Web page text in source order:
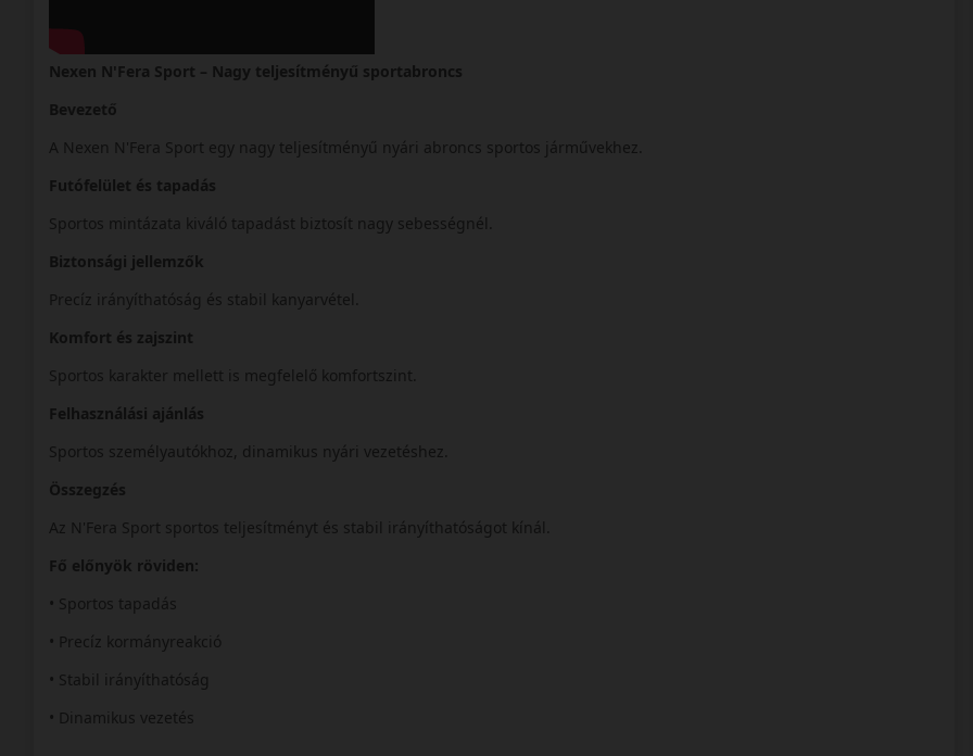
Nexen N'Fera Sport – Nagy teljesítményű sportabroncs
Bevezető
A Nexen N'Fera Sport egy nagy teljesítményű nyári abroncs sportos járművekhez.
Futófelület és tapadás
Sportos mintázata kiváló tapadást biztosít nagy sebességnél.
Biztonsági jellemzők
Precíz irányíthatóság és stabil kanyarvétel.
Komfort és zajszint
Sportos karakter mellett is megfelelő komfortszint.
Felhasználási ajánlás
Sportos személyautókhoz, dinamikus nyári vezetéshez.
Összegzés
Az N'Fera Sport sportos teljesítményt és stabil irányíthatóságot kínál.
Fő előnyök röviden:
• Sportos tapadás
• Precíz kormányreakció
• Stabil irányíthatóság
• Dinamikus vezetés